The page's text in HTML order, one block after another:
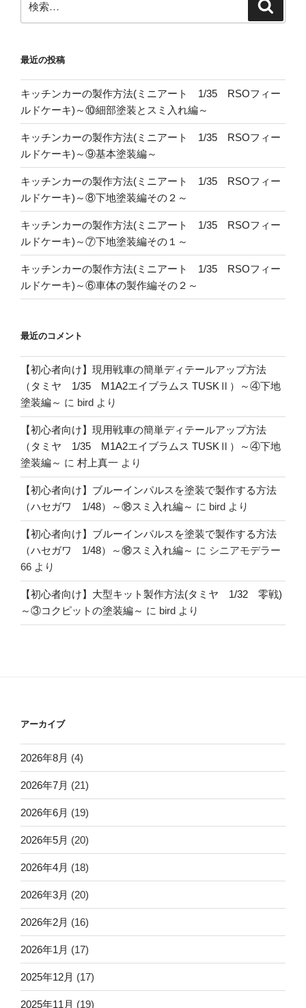
索:
最近の投稿
キッチンカーの製作方法(ミニアート 1/35 RSOフィー
ルドケーキ)～⑩細部塗装とスミ入れ編～
キッチンカーの製作方法(ミニアート 1/35 RSOフィー
ルドケーキ)～⑨基本塗装編～
キッチンカーの製作方法(ミニアート 1/35 RSOフィー
ルドケーキ)～⑧下地塗装編その２～
キッチンカーの製作方法(ミニアート 1/35 RSOフィー
ルドケーキ)～⑦下地塗装編その１～
キッチンカーの製作方法(ミニアート 1/35 RSOフィー
ルドケーキ)～⑥車体の製作編その２～
最近のコメント
【初心者向け】現用戦車の簡単ディテールアップ方法
（タミヤ 1/35 M1A2エイブラムス TUSKⅡ）～④下地
塗装編～ に bird より
【初心者向け】現用戦車の簡単ディテールアップ方法
（タミヤ 1/35 M1A2エイブラムス TUSKⅡ）～④下地
塗装編～ に 村上真一 より
【初心者向け】ブルーインパルスを塗装で製作する方法
（ハセガワ 1/48）～⑱スミ入れ編～ に bird より
【初心者向け】ブルーインパルスを塗装で製作する方法
（ハセガワ 1/48）～⑱スミ入れ編～ に シニアモデラー
66 より
【初心者向け】大型キット製作方法(タミヤ 1/32 零戦)
～③コクピットの塗装編～ に bird より
アーカイブ
2026年8月 (4)
2026年7月 (21)
2026年6月 (19)
2026年5月 (20)
2026年4月 (18)
2026年3月 (20)
2026年2月 (16)
2026年1月 (17)
2025年12月 (17)
2025年11月 (19)